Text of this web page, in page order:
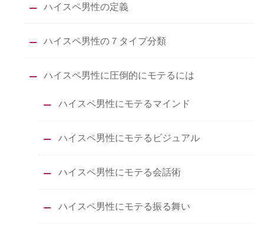
ハイスペ男性の定義
ハイスペ男性の７タイプ分類
ハイスペ男性に圧倒的にモテるには
ハイスペ男性にモテるマインド
ハイスペ男性にモテるビジュアル
ハイスペ男性にモテる会話術
ハイスペ男性にモテる振る舞い